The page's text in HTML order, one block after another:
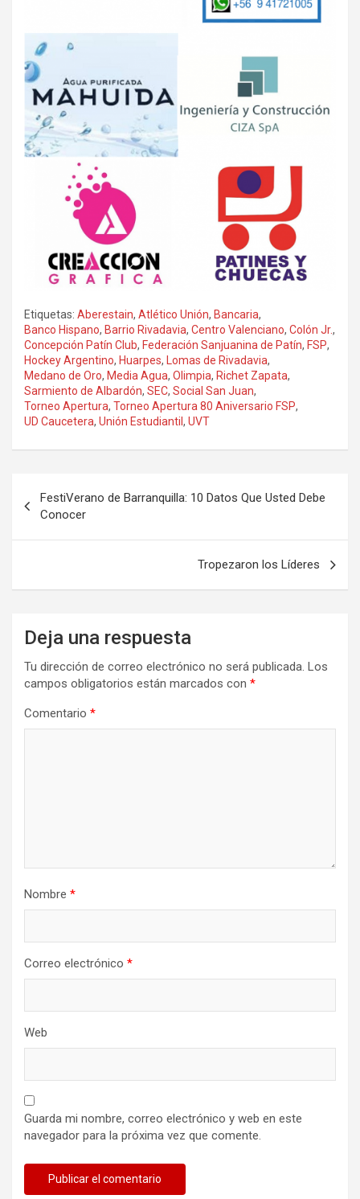
Etiquetas: Aberestain, Atlético Unión, Bancaria,
Banco Hispano, Barrio Rivadavia, Centro Valenciano, Colón Jr.,
Concepción Patín Club, Federación Sanjuanina de Patín, FSP,
Hockey Argentino, Huarpes, Lomas de Rivadavia,
Medano de Oro, Media Agua, Olimpia, Richet Zapata,
Sarmiento de Albardón, SEC, Social San Juan,
Torneo Apertura, Torneo Apertura 80 Aniversario FSP,
UD Caucetera, Unión Estudiantil , UVT
de
entradas
FestiVerano de Barranquilla: 10 Datos Que Usted Debe
Conocer
Tropezaron los Líderes
Deja una respuesta
Tu dirección de correo electrónico no será publicada. Los
campos obligatorios están marcados con *
Comentario *
Nombre *
Correo electrónico *
Web
Guarda mi nombre, correo electrónico y web en este
navegador para la próxima vez que comente.